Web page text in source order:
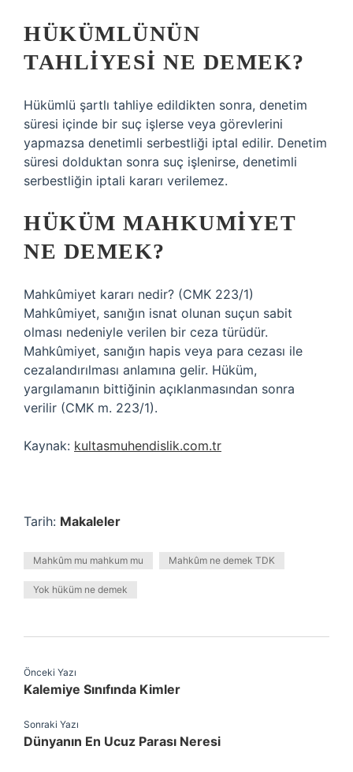
HÜKÜMLÜNÜN
TAHLIYESI NE DEMEK?
Hükümlü şartlı tahliye edildikten sonra, denetim
süresi içinde bir suç işlerse veya görevlerini
yapmazsa denetimli serbestliği iptal edilir. Denetim
süresi dolduktan sonra suç işlenirse, denetimli
serbestliğin iptali kararı verilemez.
HÜKÜM MAHKUMIYET
NE DEMEK?
Mahkûmiyet kararı nedir? (CMK 223/1)
Mahkûmiyet, sanığın isnat olunan suçun sabit
olması nedeniyle verilen bir ceza türüdür.
Mahkûmiyet, sanığın hapis veya para cezası ile
cezalandırılması anlamına gelir. Hüküm,
yargılamanın bittiğinin açıklanmasından sonra
verilir (CMK m. 223/1).
Kaynak: kultasmuhendislik.com.tr
Tarih: Makaleler
Mahkûm mu mahkum mu Mahkûm ne demek TDK
Yok hüküm ne demek
Önceki Yazı
Kalemiye Sınıfında Kimler
Sonraki Yazı
Dünyanın En Ucuz Parası Neresi